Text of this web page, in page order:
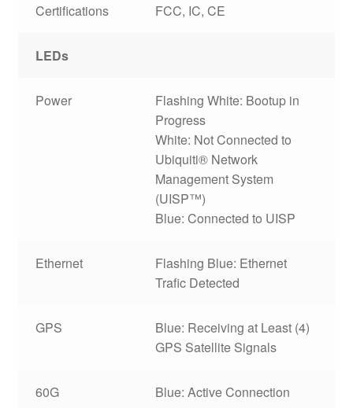
Certifications FCC, IC, CE
LEDs
Power
Flashing White: Bootup in
Progress
White: Not Connected to
Ubiquiti® Network
Management System
(UISP™)
Blue: Connected to UISP
Ethernet
Flashing Blue: Ethernet
Trafic Detected
GPS
Blue: Receiving at Least (4)
GPS Satellite Signals
60G Blue: Active Connection